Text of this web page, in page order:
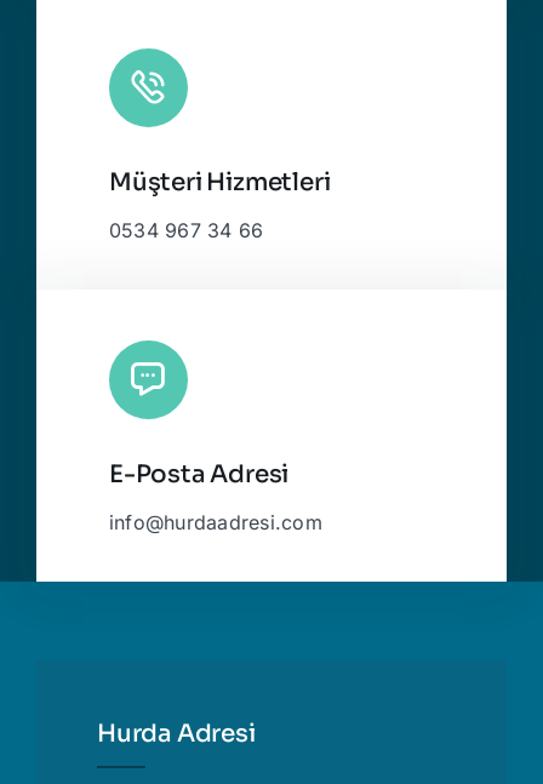
Müşteri Hizmetleri
0534 967 34 66
E-Posta Adresi
info@hurdaadresi.com
Hurda Adresi